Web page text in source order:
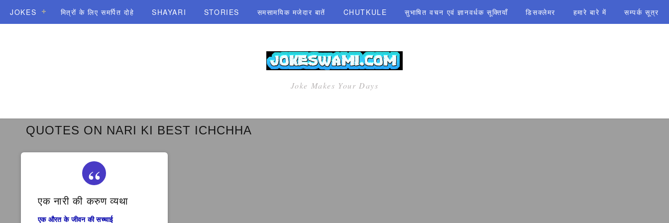
JOKES मित्रों के लिए समर्पित दोहे SHAYARI STORIES समसामयिक मजेदार बातें CHUTKULE सुभाषित वचन एवं ज्ञानवर्धक सूक्तियाँ डिसक्लेमर हमारे बारे में सम्पर्क सूत्र
Joke Makes Your Days
QUOTES ON NARI KI BEST ICHCHHA
एक नारी की करुण व्यथा
एक औरत के जीवन की सच्चाई